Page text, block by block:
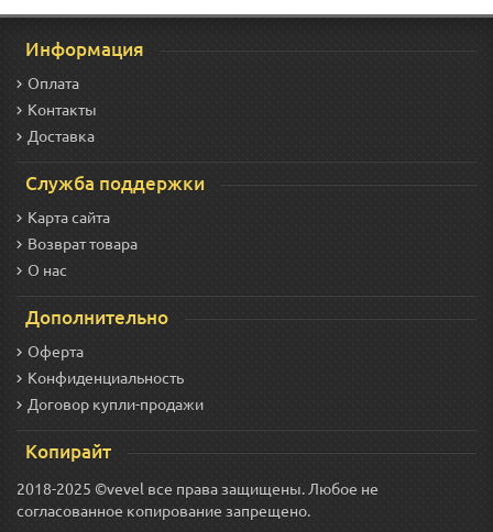
Информация
Оплата
Контакты
Доставка
Служба поддержки
Карта сайта
Возврат товара
О нас
Дополнительно
Оферта
Конфиденциальность
Договор купли-продажи
Копирайт
2018-2025 ©vevel все права защищены. Любое не
согласованное копирование запрещено.